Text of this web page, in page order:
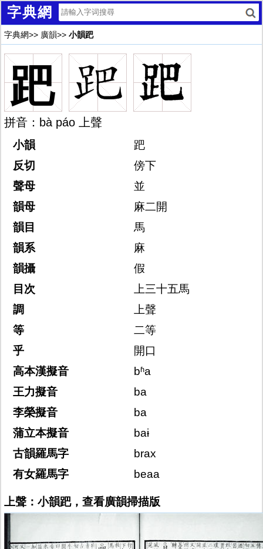
字典網
字典網>> 廣韻>> 小韻跁
跁
拼音：bà páo 上聲
小韻
跁
反切
傍下
聲母
並
韻母
麻二開
韻目
馬
韻系
麻
韻攝
假
目次
上三十五馬
調
上聲
等
二等
乎
開口
高本漢擬音
bʱa
王力擬音
ba
李榮擬音
ba
蒲立本擬音
baɨ
古韻羅馬字
brax
有女羅馬字
beaa
上聲：小韻跁，查看廣韻掃描版